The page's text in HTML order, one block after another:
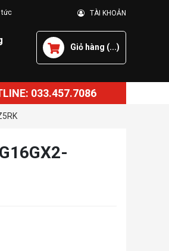
tức TÀI KHOẢN
Giỏ hàng (...)
033.457.7086